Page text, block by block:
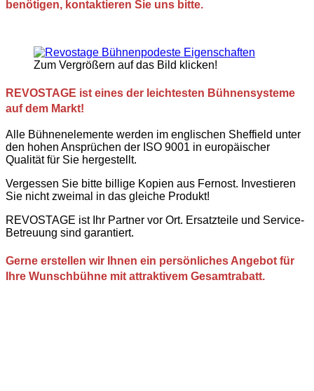
benötigen, kontaktieren Sie uns bitte.
Zum Vergrößern auf das Bild klicken!
REVOSTAGE ist eines der leichtesten Bühnensysteme
auf dem Markt!
Alle Bühnenelemente werden im englischen Sheffield unter
den hohen Ansprüchen der ISO 9001 in europäischer
Qualität für Sie hergestellt.
Vergessen Sie bitte billige Kopien aus Fernost. Investieren
Sie nicht zweimal in das gleiche Produkt!
REVOSTAGE ist Ihr Partner vor Ort. Ersatzteile und Service-
Betreuung sind garantiert.
Gerne erstellen wir Ihnen ein persönliches Angebot für
Ihre Wunschbühne mit attraktivem Gesamtrabatt.